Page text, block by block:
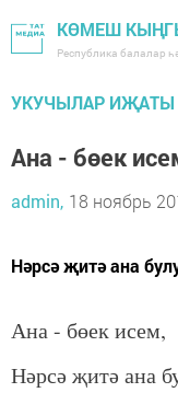
КӨМЕШ
Республика балалар
УКУЧЫЛАР ИҖАТЫ
Ана - бөек
admin, 18 ноябрь
Нәрсә җитә ана
Ана - бөек исем,
Нәрсә җитә ана